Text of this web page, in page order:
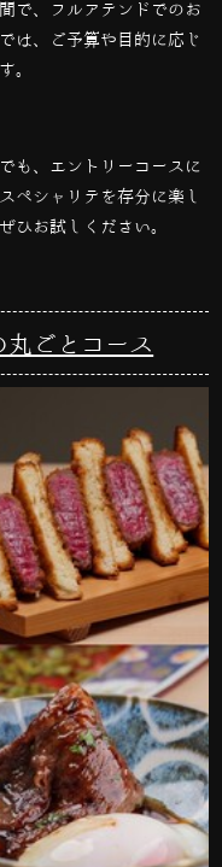
で、フルアテンドでのお
は、ご予算や目的に応じ
。
も、エントリーコースに
ペシャリテを存分に楽し
ひお試しください。
丸ごとコース